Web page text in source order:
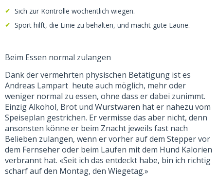
Sich zur Kontrolle wöchentlich wiegen.
Sport hilft, die Linie zu behalten, und macht gute Laune.
Beim Essen normal zulangen
Dank der vermehrten physischen Betätigung ist es
Andreas Lampart heute auch möglich, mehr oder
weniger normal zu essen, ohne dass er dabei zunimmt.
Einzig Alkohol, Brot und Wurstwaren hat er nahezu vom
Speiseplan gestrichen. Er vermisse das aber nicht, denn
ansonsten könne er beim Znacht jeweils fast nach
Belieben zulangen, wenn er vorher auf dem Stepper vor
dem Fernseher oder beim Laufen mit dem Hund Kalorien
verbrannt hat. «Seit ich das entdeckt habe, bin ich richtig
scharf auf den Montag, den Wiegetag.»